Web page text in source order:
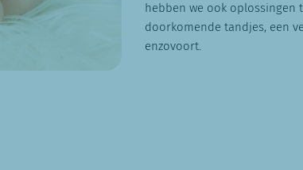
hebben we ook oplossingen
doorkomende tandjes, een
enzovoort.